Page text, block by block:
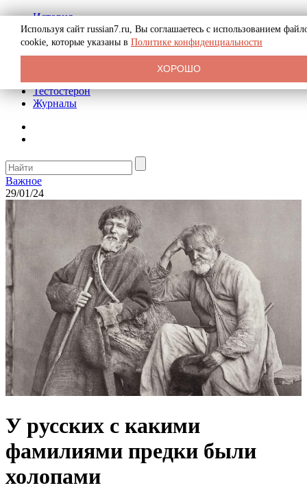
История
Биография
Криминал
Реклама на сайте
Тестостерон
Журналы
Важное
29/01/24
У русских с какими
фамилиями предки были
холопами
Используя сайт russian7.ru, Вы соглашаетесь с использованием
cookie, которые указаны в Политике конфиденциальности
ХОРОШО